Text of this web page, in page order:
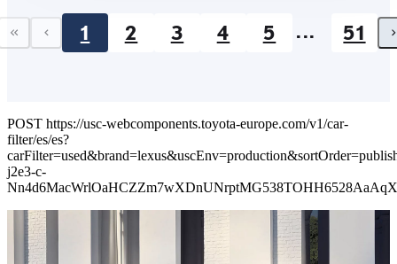
First page
Previous page
1 2 3 4 5 ... 51
POST https://usc-webcomponents.toyota-europe.com/v1/car-
filter/es/es?
j2e3-c-